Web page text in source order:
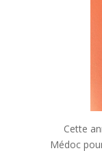
Cette
Médoc